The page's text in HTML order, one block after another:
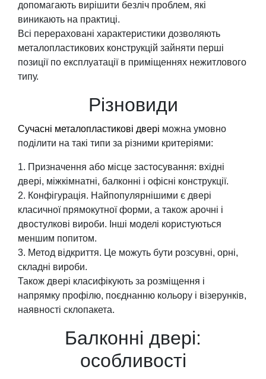
допомагають вирішити безліч проблем, які
виникають на практиці.
Всі перераховані характеристики дозволяють
металопластикових конструкцій зайняти перші
позиції по експлуатації в приміщеннях нежитлового
типу.
Різновиди
Сучасні металопластикові двері можна умовно
поділити на такі типи за різними критеріями:
Призначення або місце застосування: вхідні
двері, міжкімнатні, балконні і офісні конструкції.
Конфігурація. Найпопулярнішими є двері
класичної прямокутної форми, а також арочні і
двостулкові вироби. Інші моделі користуються
меншим попитом.
Метод відкриття. Це можуть бути розсувні, орні,
складні вироби.
Також двері класифікують за розміщення і
напрямку профілю, поєднанню кольору і візерунків,
наявності склопакета.
Балконні двері:
особливості